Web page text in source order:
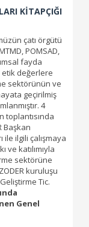
KİTAPÇIĞI
çatı örgütü
POMSAD,
fayda
değerlere
sektörünün ve
geçirilmiş
4
toplantısında
Başkan
ile ilgili çalışmaya
ve katılımıyla
sektörüne
kuruluşu
Tic.
Genel